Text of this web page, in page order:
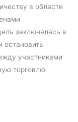
в области
заключалась в
остановить
участниками
торговлю